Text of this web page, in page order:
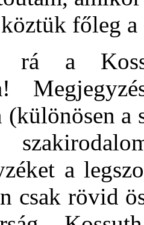
főleg
a
(különösen
a
csak rövid